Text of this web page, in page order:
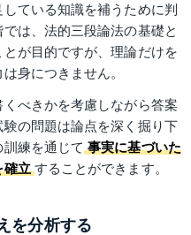
ている知識を補うために判
は、法的三段論法の基礎と
が目的ですが、理論だけを
身につきません。
べきかを考慮しながら答案
の問題は論点を深く掘り下
訓練を通じて 事実に基づいた
確立 することができます。
を分析する